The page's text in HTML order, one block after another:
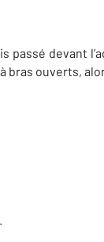
devant
bras ouverts,